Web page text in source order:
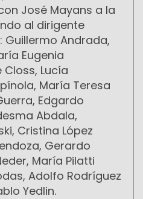
José Mayans a la
al dirigente
Andrada,
Eugenia
Lucía
María Teresa
Edgardo
Abdala,
Cristina López
Gerardo
María Pilatti
Adolfo Rodríguez
Yedlin.